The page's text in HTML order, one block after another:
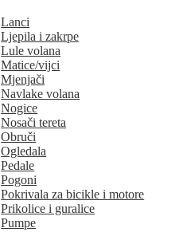
Lanci
Ljepila i zakrpe
Lule volana
Matice/vijci
Mjenjači
Navlake volana
Nogice
Nosači tereta
Obruči
Ogledala
Pedale
Pogoni
Pokrivala za bicikle i motore
Prikolice i guralice
Pumpe